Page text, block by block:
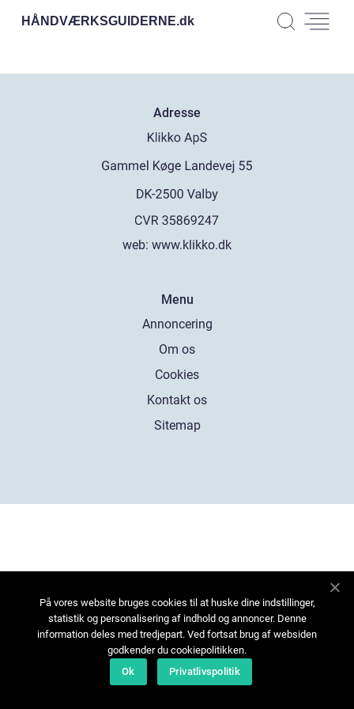
HÅNDVÆRKSGUIDERNE.dk
Adresse
web: www.klikko.dk
Menu
Annoncering
Om os
Cookies
Kontakt os
Sitemap
På vores website bruges cookies til at huske dine indstillinger,
statistik og personalisering af indhold og annoncer. Denne
information deles med tredjepart. Ved fortsat brug af websiden
godkender du cookiepolitikken.
Ok
Privatlivspolitik